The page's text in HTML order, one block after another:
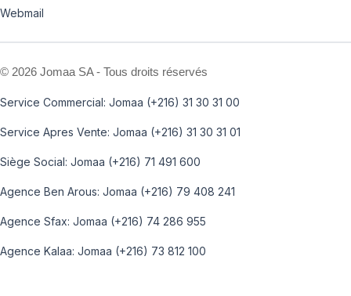
Webmail
© 2026 Jomaa SA - Tous droits réservés
Service Commercial: Jomaa (+216) 31 30 31 00
Service Apres Vente: Jomaa (+216) 31 30 31 01
Siège Social: Jomaa (+216) 71 491 600
Agence Ben Arous: Jomaa (+216) 79 408 241
Agence Sfax: Jomaa (+216) 74 286 955
Agence Kalaa: Jomaa (+216) 73 812 100